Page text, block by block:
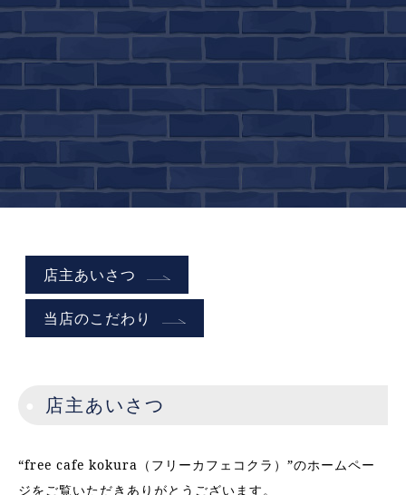
店主あいさつ
当店のこだわり
店主あいさつ
“free cafe kokura（フリーカフェコクラ）”のホームペー
ジをご覧いただきありがとうございます。